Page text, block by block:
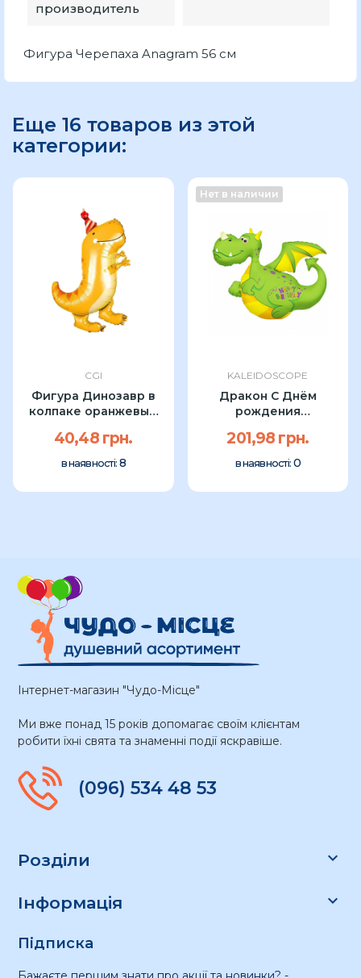
производитель
Фигура Черепаха Anagram 56 см
Еще 16 товаров из этой
категории:
CGI
Фигура Динозавр в
колпаке оранжевый
40,48 грн.
в наявності: 8
Нет в наличии
KALEIDOSCOPE
Дракон С Днём
рождения
201,98 грн.
в наявності: 0
Інтернет-магазин "Чудо-Місце"
Ми вже понад 15 років допомагає своїм клієнтам
робити їхні свята та знаменні події яскравіше.
(096) 534 48 53
Розділи 
Інформація 
Підписка